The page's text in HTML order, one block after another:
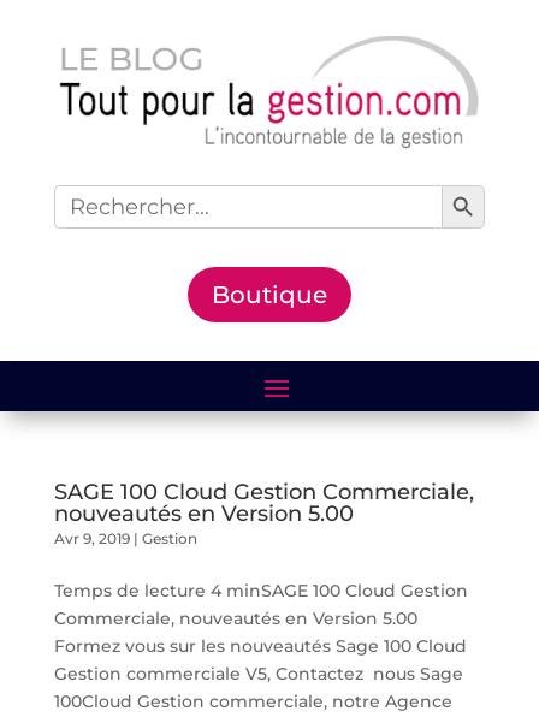
Search
for:
Search Button
Boutique
SAGE 100 Cloud Gestion Commerciale,
nouveautés en Version 5.00
Avr 9, 2019| Gestion
Temps de lecture 4 minSAGE 100 Cloud Gestion
Commerciale, nouveautés en Version 5.00
Formez vous sur les nouveautés Sage 100 Cloud
Gestion commerciale V5, Contactez nous Sage
100Cloud Gestion commerciale, notre Agence